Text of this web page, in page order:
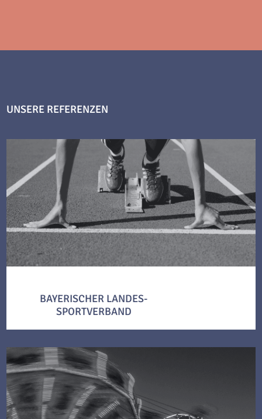
UNSERE REFERENZEN
BAYERISCHER LANDES-
SPORTVERBAND